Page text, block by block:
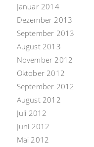
Januar 2014
Dezember 2013
September 2013
August 2013
November 2012
Oktober 2012
September 2012
August 2012
Juli 2012
Juni 2012
Mai 2012